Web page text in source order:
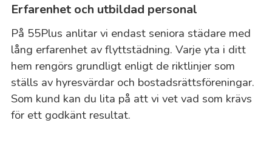
Erfarenhet och utbildad personal
På 55Plus anlitar vi endast seniora städare med
lång erfarenhet av flyttstädning. Varje yta i ditt
hem rengörs grundligt enligt de riktlinjer som
ställs av hyresvärdar och bostadsrättsföreningar.
Som kund kan du lita på att vi vet vad som krävs
för ett godkänt resultat.